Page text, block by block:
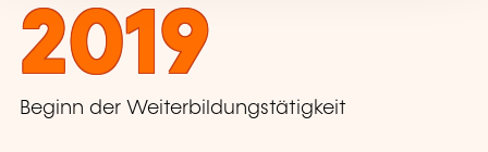
2019
Beginn der Weiterbildungstätigkeit